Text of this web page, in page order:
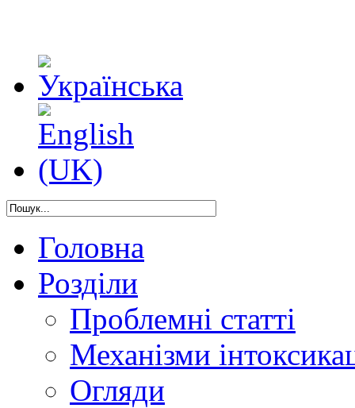
Головна
Розділи
Проблемні статті
Механізми
Огляди